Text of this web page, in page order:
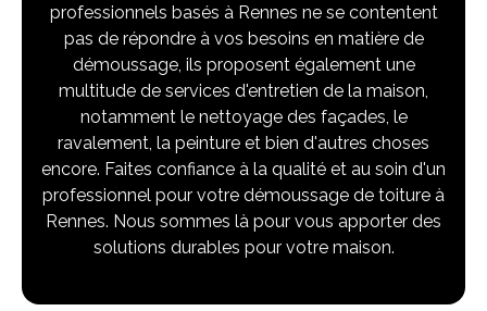
professionnels basés à Rennes ne se contentent
pas de répondre à vos besoins en matière de
démoussage, ils proposent également une
multitude de services d'entretien de la maison,
notamment le nettoyage des façades, le
ravalement, la peinture et bien d'autres choses
encore. Faites confiance à la qualité et au soin d'un
professionnel pour votre démoussage de toiture à
Rennes. Nous sommes là pour vous apporter des
solutions durables pour votre maison.